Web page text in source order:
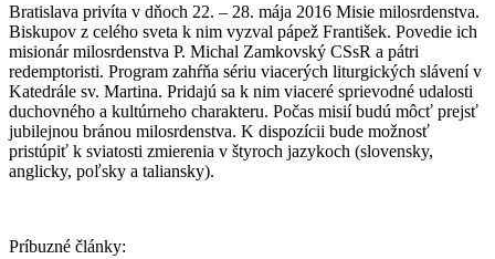
Bratislava privíta v dňoch 22. – 28. mája 2016 Misie milosrdenstva.
Biskupov z celého sveta k nim vyzval pápež František. Povedie ich
misionár milosrdenstva P. Michal Zamkovský CSsR a pátri
redemptoristi. Program zahŕňa sériu viacerých liturgických slávení v
Katedrále sv. Martina. Pridajú sa k nim viaceré sprievodné udalosti
duchovného a kultúrneho charakteru. Počas misií budú môcť prejsť
jubilejnou bránou milosrdenstva. K dispozícii bude možnosť
pristúpiť k sviatosti zmierenia v štyroch jazykoch (slovensky,
anglicky, poľsky a taliansky).
Príbuzné články: